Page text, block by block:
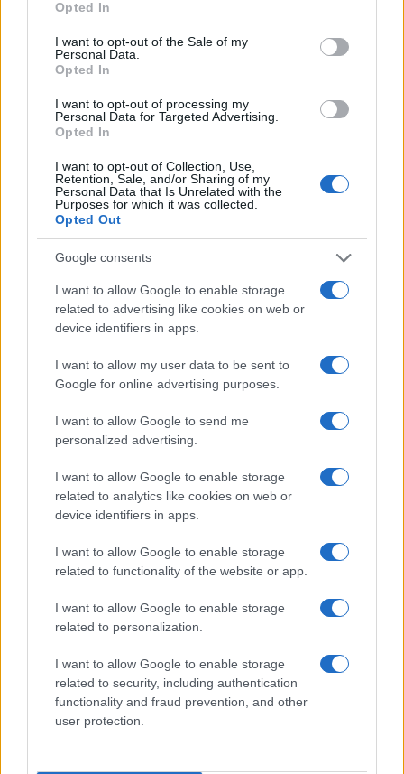
use your data for below specified purposes in below Google
consent section.
Opted In
I want to opt-out of the Sale of my
Personal Data.
Opted In
I want to opt-out of processing my
Personal Data for Targeted Advertising.
Opted In
I want to opt-out of Collection, Use,
Retention, Sale, and/or Sharing of my
Personal Data that Is Unrelated with the
Purposes for which it was collected.
Opted Out
Google consents
I want to allow Google to enable storage
related to advertising like cookies on web or
device identifiers in apps.
I want to allow my user data to be sent to
Google for online advertising purposes.
I want to allow Google to send me
personalized advertising.
I want to allow Google to enable storage
related to analytics like cookies on web or
device identifiers in apps.
I want to allow Google to enable storage
related to functionality of the website or app.
I want to allow Google to enable storage
related to personalization.
I want to allow Google to enable storage
related to security, including authentication
functionality and fraud prevention, and other
user protection.
AUTORE
Ilaria Galli
Ilaria Galli ha firmato il desk che ha svelato un
caso amministrativo triestino dopo accessi agli
di rigore documentale. Editor di redazione, ha
un tratto unico: colleziona verbali storici del
Porto Vecchio.
Continua a leggere
EVENTI E AGENDA